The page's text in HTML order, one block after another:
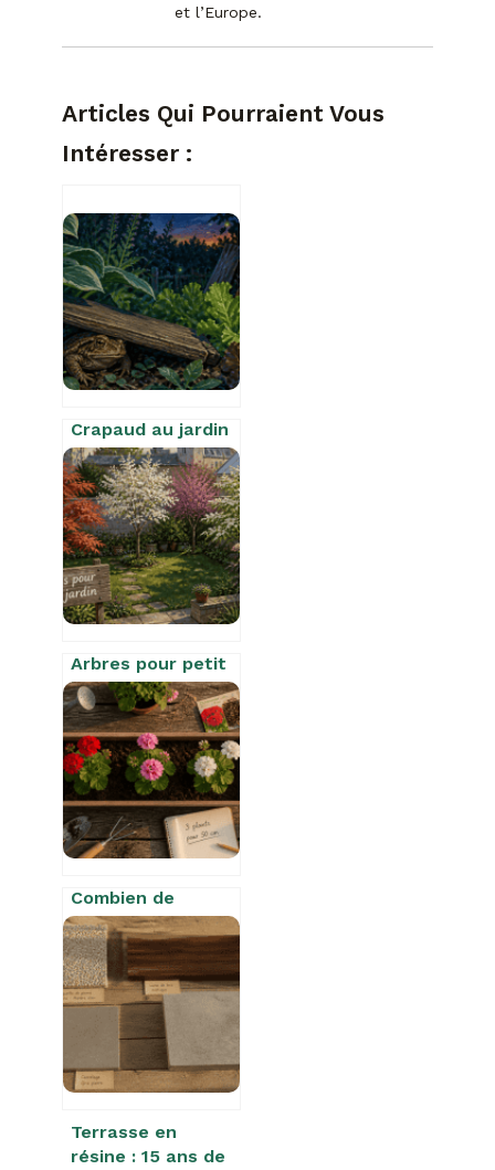
et l’Europe.
Articles Qui Pourraient Vous
Intéresser :
Crapaud au jardin
: 3 000 limaces
dévorées par
saison et un
écosystème enfin
équilibré
Arbres pour petit
jardin : 5 variétés
robustes et la
règle d’or pour
préserver vos
fondations
Combien de
géraniums planter
dans une
jardinière de 50
cm ? La règle des
15 cm pour une
floraison
généreuse
Terrasse en
résine : 15 ans de